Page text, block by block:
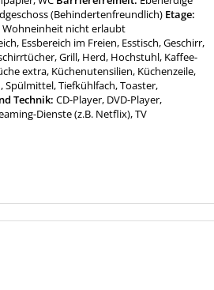
(Behindertenfreundlich) Etage:
Wohneinheit nicht erlaubt
Essbereich im Freien, Esstisch, Geschirr,
Grill, Herd, Hochstuhl, Kaffee-
extra, Küchenutensilien, Küchenzeile,
Spülmittel, Tiefkühlfach, Toaster,
Technik:CD-Player, DVD-Player,
Dienste (z.B. Netflix), TV